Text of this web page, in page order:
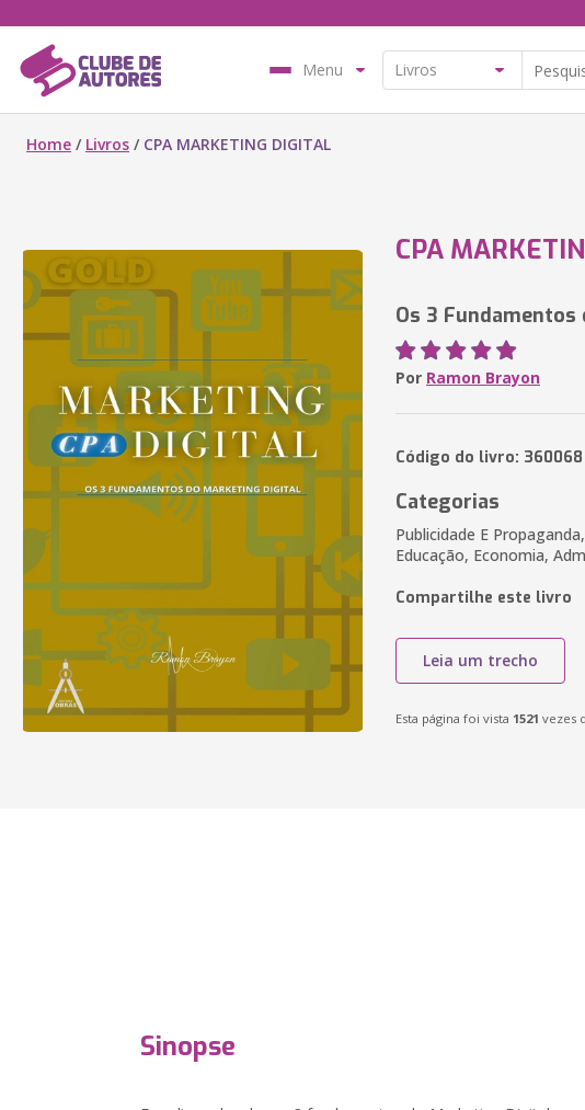
Menu
Home / Livros / CPA MARKETING DIGITAL
CPA
Os 3
Por Ramon Brayon
Código do livro: 360068
Categorias
Publicidade E
Educação, Economia,
Compartilhe este livro
Leia um trecho
Esta página foi vista 1521 vezes
Sinopse